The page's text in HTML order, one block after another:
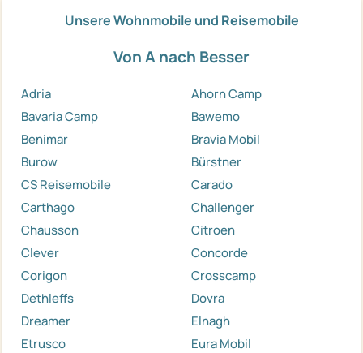
Unsere Wohnmobile und Reisemobile
Von A nach Besser
Adria
Ahorn Camp
Bavaria Camp
Bawemo
Benimar
Bravia Mobil
Burow
Bürstner
CS Reisemobile
Carado
Carthago
Challenger
Chausson
Citroen
Clever
Concorde
Corigon
Crosscamp
Dethleffs
Dovra
Dreamer
Elnagh
Etrusco
Eura Mobil